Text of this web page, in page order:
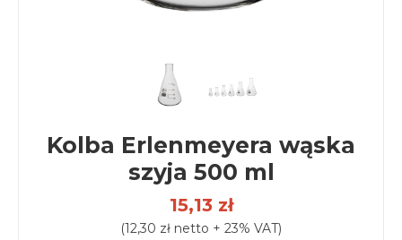
Kolba Erlenmeyera wąska
szyja 500 ml
15,13 zł
(12,30 zł netto + 23% VAT)